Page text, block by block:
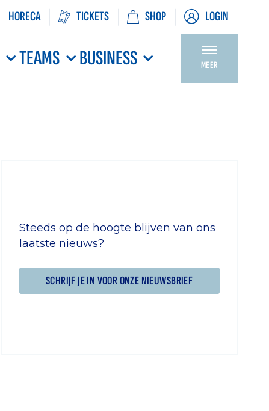
HORECA TICKETS SHOP LOGIN
TEAMS BUSINESS MEER
Steeds op de hoogte blijven van ons
laatste nieuws?
SCHRIJF JE IN VOOR ONZE NIEUWSBRIEF